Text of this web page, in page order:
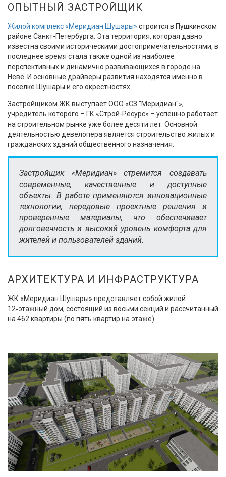
ОПЫТНЫЙ ЗАСТРОЙЩИК
Жилой комплекс «Меридиан Шушары» строится в Пушкинском
районе Санкт-Петербурга. Эта территория, которая давно
известна своими историческими достопримечательностями, в
последнее время стала также одной из наиболее
перспективных и динамично развивающихся в городе на
Неве. И основные драйверы развития находятся именно в
поселке Шушары и его окрестностях.
Застройщиком ЖК выступает ООО «СЗ "Меридиан"»,
учредитель которого – ГК «Строй-Ресурс» – успешно работает
на строительном рынке уже более десяти лет. Основной
деятельностью девелопера является строительство жилых и
гражданских зданий общественного назначения.
Застройщик «Меридиан» стремится создавать
современные, качественные и доступные
объекты. В работе применяются инновационные
технологии, передовые проектные решения и
проверенные материалы, что обеспечивает
долговечность и высокий уровень комфорта для
жителей и пользователей зданий.
АРХИТЕКТУРА И ИНФРАСТРУКТУРА
ЖК «Меридиан Шушары» представляет собой жилой
12‑этажный дом, состоящий из восьми секций и рассчитанный
на 462 квартиры (по пять квартир на этаже).